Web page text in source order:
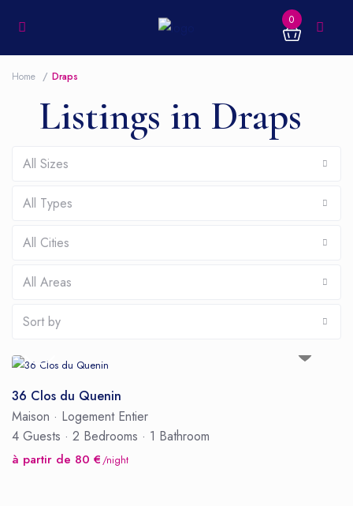
0
Home Draps
Listings in Draps
All Sizes
All Types
All Cities
All Areas
Sort by
36 Clos du Quenin
Maison · Logement Entier
4 Guests · 2 Bedrooms · 1 Bathroom
à partir de 80 €/night